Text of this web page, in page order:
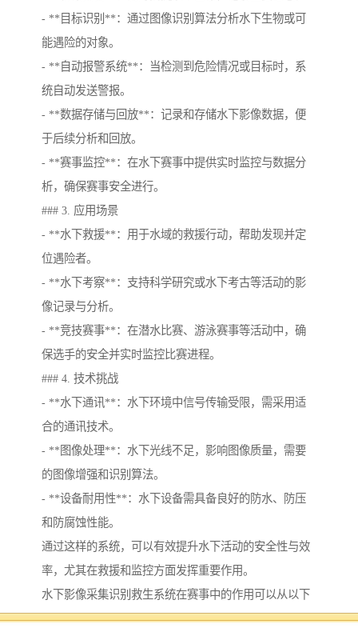
- **目标识别**：通过图像识别算法分析水下生物或可
能遇险的对象。
- **自动报警系统**：当检测到危险情况或目标时，系
统自动发送警报。
- **数据存储与回放**：记录和存储水下影像数据，便
于后续分析和回放。
- **赛事监控**：在水下赛事中提供实时监控与数据分
析，确保赛事安全进行。
### 3. 应用场景
- **水下救援**：用于水域的救援行动，帮助发现并定
位遇险者。
- **水下考察**：支持科学研究或水下考古等活动的影
像记录与分析。
- **竞技赛事**：在潜水比赛、游泳赛事等活动中，确
保选手的安全并实时监控比赛进程。
### 4. 技术挑战
- **水下通讯**：水下环境中信号传输受限，需采用适
合的通讯技术。
- **图像处理**：水下光线不足，影响图像质量，需要
的图像增强和识别算法。
- **设备耐用性**：水下设备需具备良好的防水、防压
和防腐蚀性能。
通过这样的系统，可以有效提升水下活动的安全性与效
率，尤其在救援和监控方面发挥重要作用。
水下影像采集识别救生系统在赛事中的作用可以从以下
几个方面进行分析：